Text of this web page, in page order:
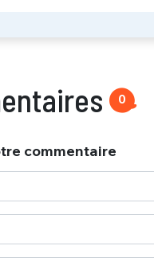
0
commentaire